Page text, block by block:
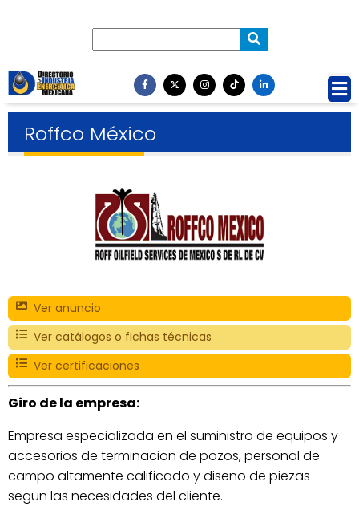
Roffco México
Ver anuncio
Ver catálogos o fichas técnicas
Ver certificaciones
Giro de la empresa:
Empresa especializada en el suministro de equipos y
accesorios de terminacion de pozos, personal de
campo altamente calificado y diseño de piezas
segun las necesidades del cliente.